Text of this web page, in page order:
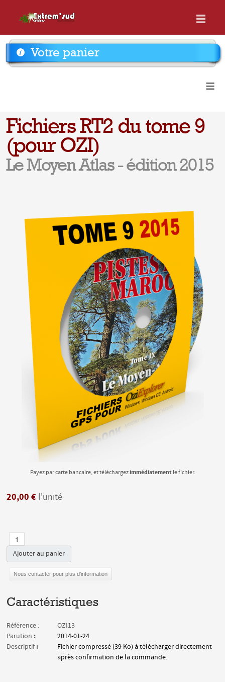
Votre panier
≡
Fichiers RT2 du tome 9
(pour OZI)
Le Moyen Atlas - édition 2015
Payez par carte bancaire, et téléchargezimmédiatementle fichier.
20,00 € l'unité
Ajouter au panier
Nous contacter pour plus d'information
Caractéristiques
Référence :
OZI13
Parution :
2014-01-24
Descriptif:
Fichier compressé (39 Ko) à télécharger directement
après confirmation de la commande.